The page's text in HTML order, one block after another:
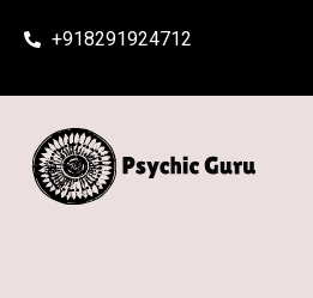
+918291924712